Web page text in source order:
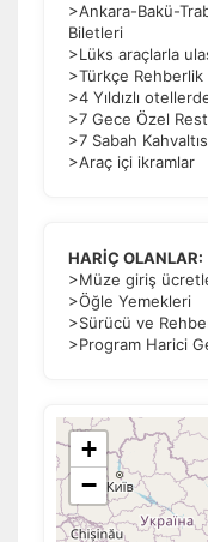
>Ankara-Bakü-
Biletleri
>Lüks araçlarla
>Türkçe Rehberlik
>4 Yıldızlı
>7 Gece Özel
>7 Sabah
>Araç içi ikramlar
HARİÇ OLANLAR:
>Müze giriş
>Öğle Yemekleri
>Sürücü ve
>Program Harici
+
−